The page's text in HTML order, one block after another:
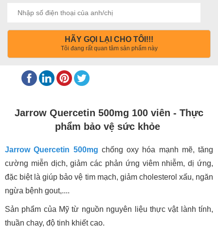
HÃY GỌI LẠI CHO TÔI!!!
Tôi đang rất quan tâm sản phẩm này
Jarrow Quercetin 500mg 100 viên - Thực
phẩm bảo vệ sức khỏe
Jarrow Quercetin 500mg chống oxy hóa mạnh mẽ, tăng
cường miễn dịch, giảm các phản ứng viêm nhiễm, dị ứng,
đặc biệt là giúp bảo vệ tim mạch, giảm cholesterol xấu, ngăn
ngừa bệnh gout,....
Sản phẩm của Mỹ từ nguồn nguyên liệu thực vật lành tính,
thuần chay, độ tinh khiết cao.